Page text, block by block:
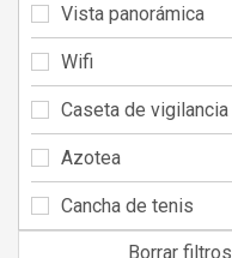
Vista panorámica
Wifi
Caseta de vigilancia
Azotea
Cancha de tenis
Borrar filtros